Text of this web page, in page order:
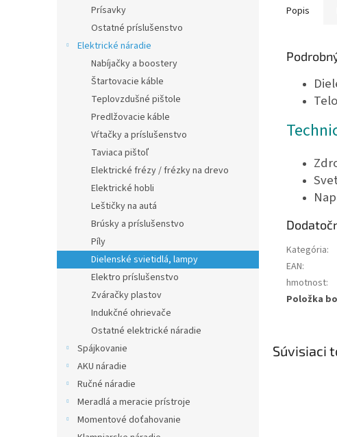
Prísavky
Ostatné príslušenstvo
Elektrické náradie
Nabíjačky a boostery
Štartovacie káble
Teplovzdušné pištole
Predlžovacie káble
Vŕtačky a príslušenstvo
Taviaca pištoľ
Elektrické frézy / frézky na drevo
Elektrické hobli
Leštičky na autá
Brúsky a príslušenstvo
Píly
Dielenské svietidlá, lampy
Elektro príslušenstvo
Zváračky plastov
Indukčné ohrievače
Ostatné elektrické náradie
Spájkovanie
AKU náradie
Ručné náradie
Meradlá a meracie prístroje
Momentové doťahovanie
Súvisiaci
Popis
Kategória:
EAN:
hmotnost:
Položka